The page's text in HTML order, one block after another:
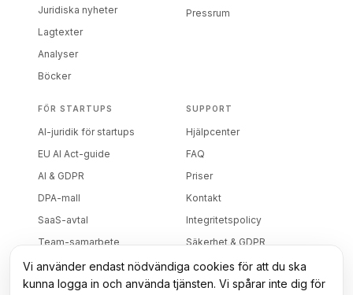
Vi använder endast nödvändiga cookies för att du ska
kunna logga in och använda tjänsten. Vi spårar inte dig för
Juridiska nyheter
Lagtexter
Analyser
Böcker
Pressrum
FÖR STARTUPS
AI-juridik för startups
EU AI Act-guide
AI & GDPR
DPA-mall
SaaS-avtal
Team-samarbete
SUPPORT
Hjälpcenter
FAQ
Priser
Kontakt
Integritetspolicy
Säkerhet & GDPR
DPA (biträdesavtal)
Villkor